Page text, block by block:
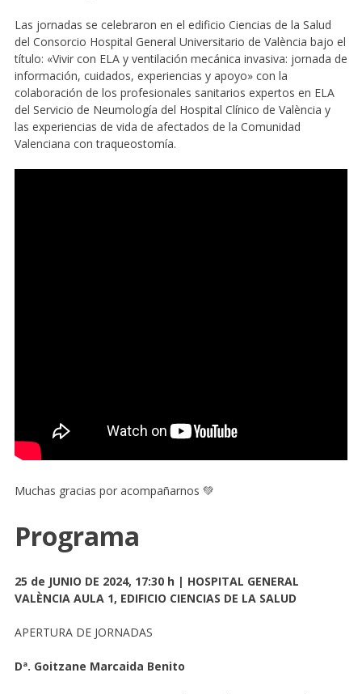
Las jornadas se celebraron en el edificio Ciencias de la Salud
del Consorcio Hospital General Universitario de València bajo el
título: «Vivir con ELA y ventilación mecánica invasiva: jornada de
información, cuidados, experiencias y apoyo» con la
colaboración de los profesionales sanitarios expertos en ELA
del Servicio de Neumología del Hospital Clínico de València y
las experiencias de vida de afectados de la Comunidad
Valenciana con traqueostomía.
Muchas gracias por acompañarnos 💚
Programa
25 de JUNIO DE 2024, 17:30 h | HOSPITAL GENERAL
VALÈNCIA AULA 1, EDIFICIO CIENCIAS DE LA SALUD
APERTURA DE JORNADAS
Dª. Goitzane Marcaida Benito